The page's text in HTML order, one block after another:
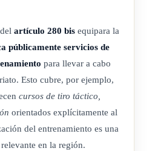
artículo 280 bis equipara la
públicamente servicios de
para llevar a cabo
Esto cubre, por ejemplo,
cursos de tiro táctico,
orientados explícitamente al
del entrenamiento es una
en la región.